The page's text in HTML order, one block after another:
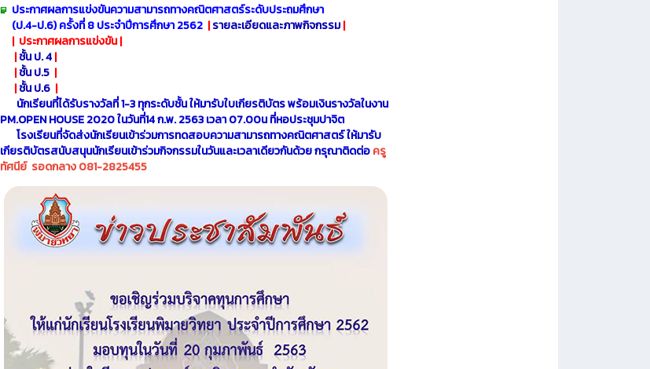
ประกาศผลการแข่งขันความสามารถทางคณิตศาสตร์ระดับประถมศึกษา
(ป.4-ป.6) ครั้งที่ 8 ประจำปีการศึกษา 2562 |รายละเอียดและภาพกิจกรรม|
| ประกาศผลการแข่งขัน | ​​
|ชั้น ป. 4| ​​
|ชั้น ป.5 | ​​
|ชั้น ป.6 | ​​
นักเรียนที่ได้รับรางวัลที่ 1-3 ทุกระดับชั้น ให้มารับใบเกียรติบัตร พร้อมเงินรางวัลในงาน
PM.OPEN HOUSE 2020 ในวันที่14 ก.พ. 2563 เวลา 07.00น ที่หอประชุมปาจิต
โรงเรียนที่จัดส่งนักเรียนเข้าร่วมการทดสอบความสามารถทางคณิตศาสตร์ ให้มารับ
เกียรติบัตรสนับสนุนนักเรียนเข้าร่วมกิจกรรมในวันและเวลาเดียวกันด้วย กรุณาติดต่อครู
ทัศนีย์ รอดกลาง 081-2825455